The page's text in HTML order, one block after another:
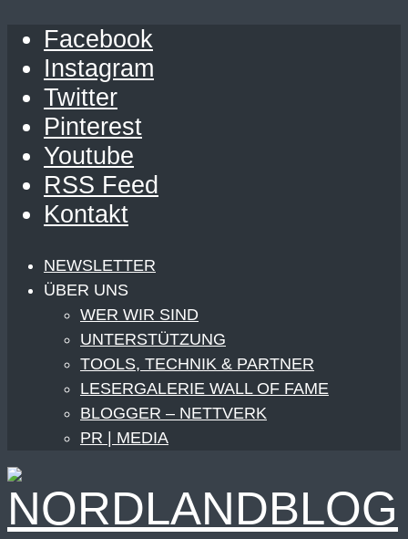
Facebook
Instagram
Twitter
Pinterest
Youtube
RSS Feed
Kontakt
NEWSLETTER
ÜBER UNS
WER WIR SIND
UNTERSTÜTZUNG
TOOLS, TECHNIK & PARTNER
LESERGALERIE WALL OF FAME
BLOGGER – NETTVERK
PR | MEDIA